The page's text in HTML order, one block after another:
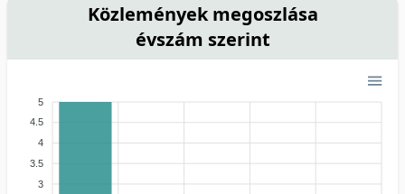
Közlemények megoszlása
évszám szerint
5
4.5
4
3.5
3